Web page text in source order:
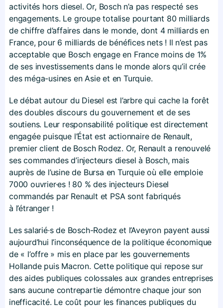
activités hors diesel. Or, Bosch n’a pas respecté ses
engagements. Le groupe totalise pourtant 80 milliards
de chiffre d’affaires dans le monde, dont 4 milliards en
France, pour 6 milliards de bénéfices nets ! Il n’est pas
acceptable que Bosch engage en France moins de 1%
de ses investissements dans le monde alors qu’il crée
des méga-usines en Asie et en Turquie.
Le débat autour du Diesel est l’arbre qui cache la forêt
des doubles discours du gouvernement et de ses
soutiens. Leur responsabilité politique est directement
engagée puisque l’État est actionnaire de Renault,
premier client de Bosch Rodez. Or, Renault a renouvelé
ses commandes d’injecteurs diesel à Bosch, mais
auprès de l’usine de Bursa en Turquie où elle emploie
7000 ouvrier·es ! 80 % des injecteurs Diesel
commandés par Renault et PSA sont fabriqués
à l’étranger !
Les salarié·s de Bosch-Rodez et l’Aveyron payent aussi
aujourd’hui l’inconséquence de la politique économique
de « l’offre » mis en place par les gouvernements
Hollande puis Macron. Cette politique qui repose sur
des aides publiques colossales aux grandes entreprises
sans aucune contrepartie démontre chaque jour son
inefficacité. Le coût pour les finances publiques du